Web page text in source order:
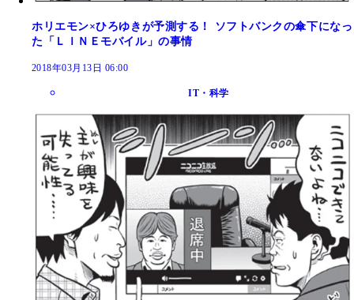
ホリエモン×ひろゆきが予測する！ ソフトバンクの傘下になっ
た「ＬＩＮＥモバイル」の事情
2018年03月13日 06:00
IT・科学